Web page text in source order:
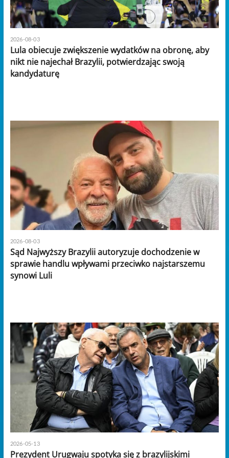
2026-08-03
Lula obiecuje zwiększenie wydatków na obronę, aby
nikt nie najechał Brazylii, potwierdzając swoją
kandydaturę
2026-08-03
Sąd Najwyższy Brazylii autoryzuje dochodzenie w
sprawie handlu wpływami przeciwko najstarszemu
synowi Luli
2026-05-13
Prezydent Urugwaju spotyka się z brazylijskimi